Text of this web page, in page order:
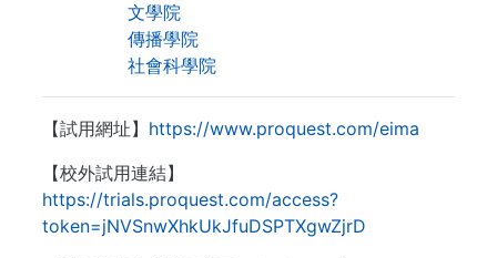
文學院
傳播學院
社會科學院
【試用網址】 https://www.proquest.com/eima
【校外試用連結】
https://trials.proquest.com/access?
token=jNVSnwXhkUkJfuDSPTXgwZjrD